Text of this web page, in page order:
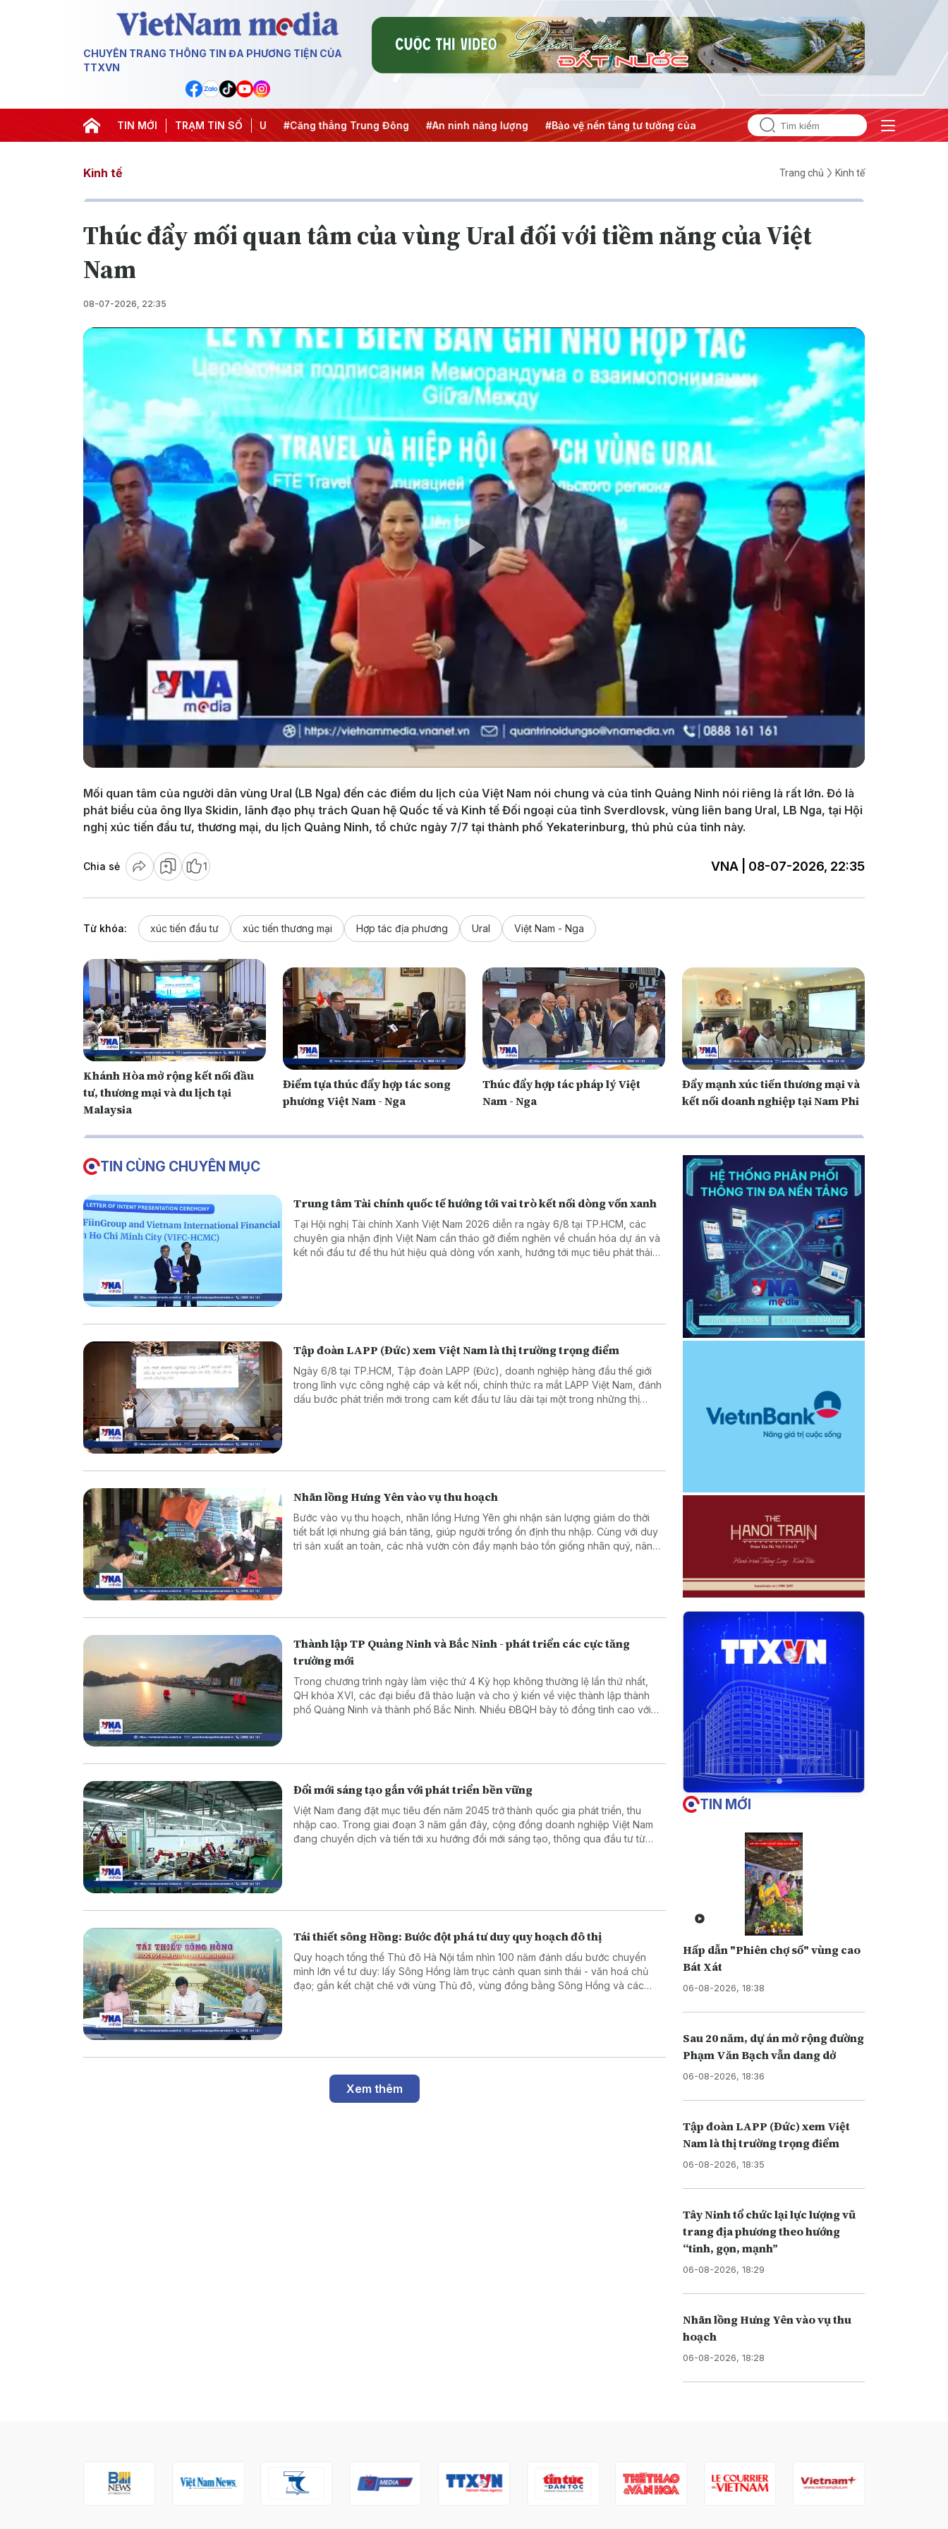
CHUYÊN TRANG THÔNG TIN ĐA PHƯƠNG TIỆN CỦA
TTXVN
TIN MỚI TRẠM TIN SỐ
dịch 500 ngày đêm #Chống khai thác IUU #Căng thẳng Trung Đông #An ninh năng lượng #Bảo vệ nền tảng tư tưởng của Đảng #Hội nghị Trung ương 3
Kinh tế Trang chủ Kinh tế
Thúc đẩy mối quan tâm của vùng Ural đối với tiềm năng của Việt
Nam
08-07-2026, 22:35
Play
Video
Mối quan tâm của người dân vùng Ural (LB Nga) đến các điểm du lịch của Việt Nam nói chung và của tỉnh Quảng Ninh nói riêng là rất lớn. Đó là
phát biểu của ông Ilya Skidin, lãnh đạo phụ trách Quan hệ Quốc tế và Kinh tế Đối ngoại của tỉnh Sverdlovsk, vùng liên bang Ural, LB Nga, tại Hội
nghị xúc tiến đầu tư, thương mại, du lịch Quảng Ninh, tổ chức ngày 7/7 tại thành phố Yekaterinburg, thủ phủ của tỉnh này.
Chia sẻ 1 VNA | 08-07-2026, 22:35
Từ khóa: xúc tiến đầu tư xúc tiến thương mại Hợp tác địa phương Ural Việt Nam - Nga
Khánh Hòa mở rộng kết nối đầu
tư, thương mại và du lịch tại
Malaysia
Điểm tựa thúc đẩy hợp tác song
phương Việt Nam - Nga
Thúc đẩy hợp tác pháp lý Việt
Nam - Nga
Đẩy mạnh xúc tiến thương mại và
kết nối doanh nghiệp tại Nam Phi
TIN CÙNG CHUYÊN MỤC
Trung tâm Tài chính quốc tế hướng tới vai trò kết nối dòng vốn xanh
Tại Hội nghị Tài chính Xanh Việt Nam 2026 diễn ra ngày 6/8 tại TP.HCM, các
chuyên gia nhận định Việt Nam cần tháo gỡ điểm nghẽn về chuẩn hóa dự án và
kết nối đầu tư để thu hút hiệu quả dòng vốn xanh, hướng tới mục tiêu phát thải
Tập đoàn LAPP (Đức) xem Việt Nam là thị trường trọng điểm
Ngày 6/8 tại TP.HCM, Tập đoàn LAPP (Đức), doanh nghiệp hàng đầu thế giới
trong lĩnh vực công nghệ cáp và kết nối, chính thức ra mắt LAPP Việt Nam, đánh
dấu bước phát triển mới trong cam kết đầu tư lâu dài tại một trong những thị
Nhãn lồng Hưng Yên vào vụ thu hoạch
Bước vào vụ thu hoạch, nhãn lồng Hưng Yên ghi nhận sản lượng giảm do thời
tiết bất lợi nhưng giá bán tăng, giúp người trồng ổn định thu nhập. Cùng với duy
trì sản xuất an toàn, các nhà vườn còn đẩy mạnh bảo tồn giống nhãn quý, nâng
Thành lập TP Quảng Ninh và Bắc Ninh - phát triển các cực tăng
trưởng mới
Trong chương trình ngày làm việc thứ 4 Kỳ họp không thường lệ lần thứ nhất,
QH khóa XVI, các đại biểu đã thảo luận và cho ý kiến về việc thành lập thành
phố Quảng Ninh và thành phố Bắc Ninh. Nhiều ĐBQH bày tỏ đồng tình cao với
Đổi mới sáng tạo gắn với phát triển bền vững
Việt Nam đang đặt mục tiêu đến năm 2045 trở thành quốc gia phát triển, thu
nhập cao. Trong giai đoạn 3 năm gần đây, cộng đồng doanh nghiệp Việt Nam
đang chuyển dịch và tiến tới xu hướng đổi mới sáng tạo, thông qua đầu tư từ
Tái thiết sông Hồng: Bước đột phá tư duy quy hoạch đô thị
Quy hoạch tổng thể Thủ đô Hà Nội tầm nhìn 100 năm đánh dấu bước chuyển
mình lớn về tư duy: lấy Sông Hồng làm trục cảnh quan sinh thái - văn hoá chủ
đạo; gắn kết chặt chẽ với vùng Thủ đô, vùng đồng bằng Sông Hồng và các
Xem thêm
TIN MỚI
Hấp dẫn "Phiên chợ số" vùng cao
Bát Xát
06-08-2026, 18:38
Sau 20 năm, dự án mở rộng đường
Phạm Văn Bạch vẫn dang dở
06-08-2026, 18:36
Tập đoàn LAPP (Đức) xem Việt
Nam là thị trường trọng điểm
06-08-2026, 18:35
Tây Ninh tổ chức lại lực lượng vũ
trang địa phương theo hướng
“tinh, gọn, mạnh”
06-08-2026, 18:29
Nhãn lồng Hưng Yên vào vụ thu
hoạch
06-08-2026, 18:28